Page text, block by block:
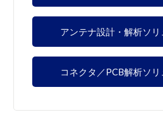
アンテナ設計・解析ソ
コネクタ／PCB解析ソ